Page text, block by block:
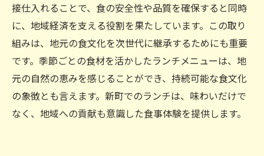
接仕入れることで、食の安全性や品質を確保すると同時
に、地域経済を支える役割を果たしています。この取り
組みは、地元の食文化を次世代に継承するためにも重要
です。季節ごとの食材を活かしたランチメニューは、地
元の自然の恵みを感じることができ、持続可能な食文化
の象徴とも言えます。新町でのランチは、味わいだけで
なく、地域への貢献も意識した食事体験を提供します。